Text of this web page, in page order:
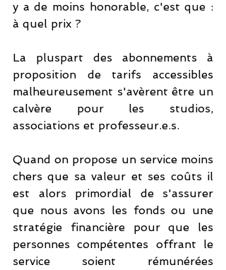
y a de moins honorable, c'est que :
à quel prix ?
La pluspart des abonnements à
proposition de tarifs accessibles
malheureusement s'avèrent être un
calvère pour les studios,
associations et professeur.e.s.
Quand on propose un service moins
chers que sa valeur et ses coûts il
est alors primordial de s'assurer
que nous avons les fonds ou une
stratégie financière pour que les
personnes compétentes offrant le
service soient rémunérées